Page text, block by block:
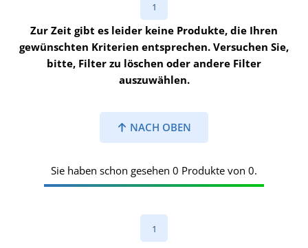
1
Zur Zeit gibt es leider keine Produkte, die Ihren
gewünschten Kriterien entsprechen. Versuchen Sie,
bitte, Filter zu löschen oder andere Filter
auszuwählen.
NACH OBEN
Sie haben schon gesehen 0 Produkte von 0.
1